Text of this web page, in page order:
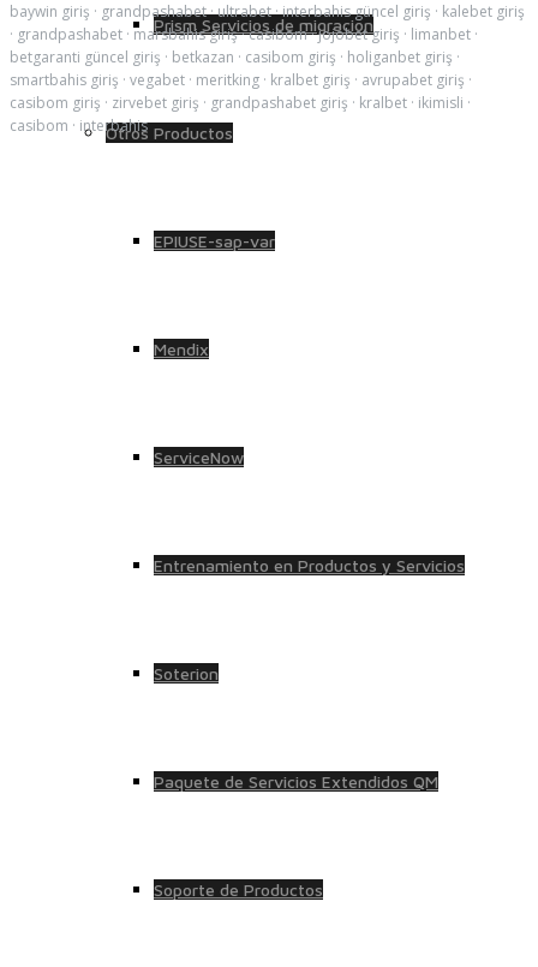
Prism Servicios de migración
Otros Productos
EPIUSE-sap-var
Mendix
ServiceNow
Entrenamiento en Productos y Servicios
Soterion
Paquete de Servicios Extendidos QM
Soporte de Productos
baywin giriş · grandpashabet·ultrabet·interbahis güncel giriş · kalebet giriş
· grandpashabet · marsbahis giriş·casibom·jojobet giriş · limanbet ·
betgaranti güncel giriş · betkazan · casibom giriş · holiganbet giriş ·
smartbahis giriş · vegabet · meritking · kralbet giriş · avrupabet giriş ·
casibom giriş · zirvebet giriş · grandpashabet giriş · kralbet · ikimisli ·
casibom · interbahis